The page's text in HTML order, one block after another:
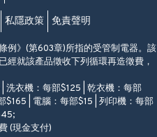
私隱政策 免責聲明
例》(第603章)所指的受管制電器。該
經就該產品徵收下列循環再造徵費，
洗衣機：每部$125 | 乾衣機：每部
$165 | 電腦：每部$15 | 列印機：每部
(現金支付)